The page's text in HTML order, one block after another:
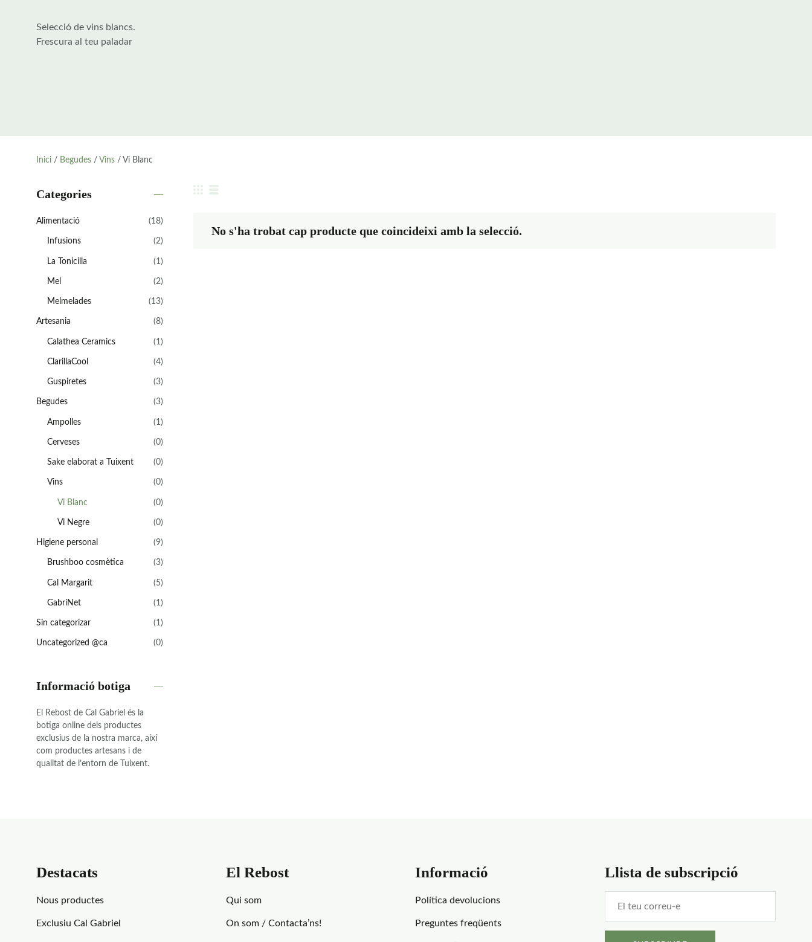
Selecció de vins blancs.
Frescura al teu paladar
Inici / Begudes / Vins / Vi Blanc
No s'ha trobat cap producte que coincideixi amb la selecció.
Categories
Alimentació (18)
Infusions (2)
La Tonicilla (1)
Mel (2)
Melmelades (13)
Artesania (8)
Calathea Ceramics (1)
ClarillaCool (4)
Guspiretes (3)
Begudes (3)
Ampolles (1)
Cerveses (0)
Sake elaborat a Tuixent (0)
Vins (0)
Vi Blanc (0)
Vi Negre (0)
Higiene personal (9)
Brushboo cosmètica (3)
Cal Margarit (5)
GabriNet (1)
Sin categorizar (1)
Uncategorized @ca (0)
Informació botiga
El Rebost de Cal Gabriel és la
botiga online dels productes
exclusius de la nostra marca, així
com productes artesans i de
qualitat de l’entorn de Tuixent.
Destacats
Nous productes
Exclusiu Cal Gabriel
El Rebost
Qui som
On som / Contacta’ns!
Informació
Política devolucions
Preguntes freqüents
Llista de subscripció